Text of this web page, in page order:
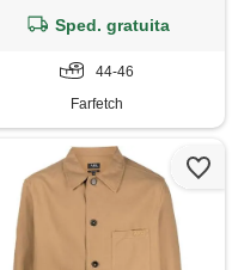
Sped. gratuita
44-46
Farfetch